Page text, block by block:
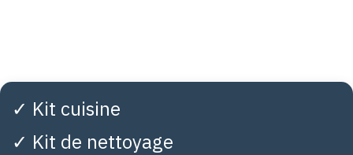
✓ Kit cuisine
✓ Kit de nettoyage